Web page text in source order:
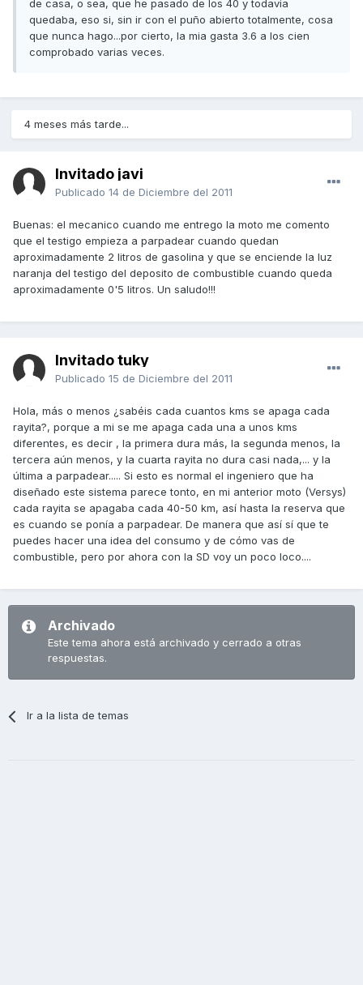
de casa, o sea, que he pasado de los 40 y todavia
quedaba, eso si, sin ir con el puño abierto totalmente, cosa
que nunca hago...por cierto, la mia gasta 3.6 a los cien
comprobado varias veces.
4 meses más tarde...
Invitado javi
Publicado 14 de Diciembre del 2011
Buenas: el mecanico cuando me entrego la moto me comento
que el testigo empieza a parpadear cuando quedan
aproximadamente 2 litros de gasolina y que se enciende la luz
naranja del testigo del deposito de combustible cuando queda
aproximadamente 0'5 litros. Un saludo!!!
Invitado tuky
Publicado 15 de Diciembre del 2011
Hola, más o menos ¿sabéis cada cuantos kms se apaga cada
rayita?, porque a mi se me apaga cada una a unos kms
diferentes, es decir , la primera dura más, la segunda menos, la
tercera aún menos, y la cuarta rayita no dura casi nada,... y la
última a parpadear..... Si esto es normal el ingeniero que ha
diseñado este sistema parece tonto, en mi anterior moto (Versys)
cada rayita se apagaba cada 40-50 km, así hasta la reserva que
es cuando se ponía a parpadear. De manera que así sí que te
puedes hacer una idea del consumo y de cómo vas de
combustible, pero por ahora con la SD voy un poco loco....
Archivado
Este tema ahora está archivado y cerrado a otras
respuestas.
Ir a la lista de temas